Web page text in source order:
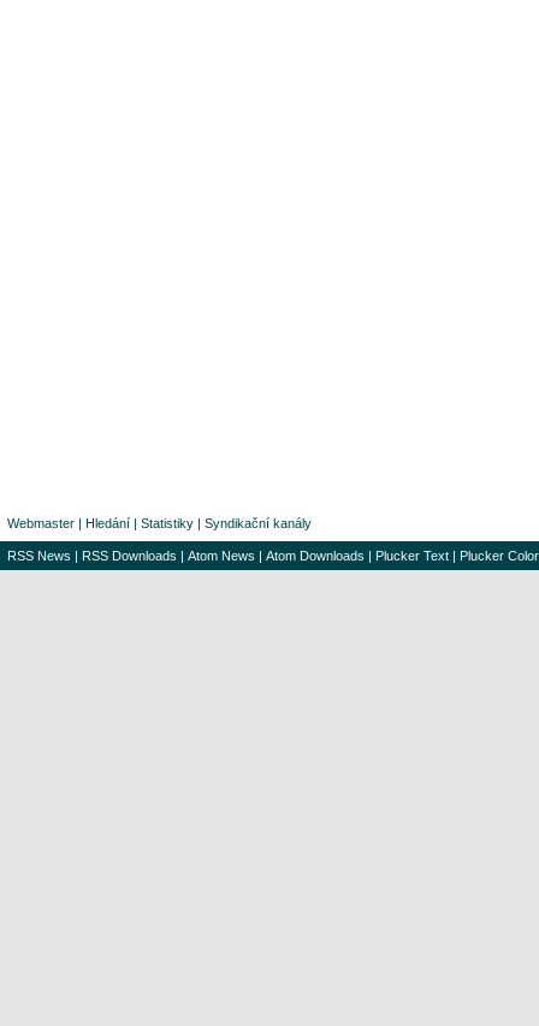
Webmaster | Hledání | Statistiky | Syndikační kanály
RSS News | RSS Downloads | Atom News | Atom Downloads | Plucker Text | Plucker Color